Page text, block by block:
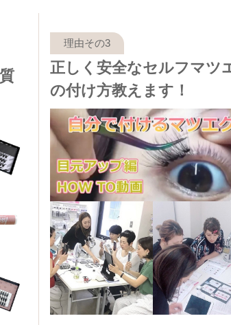
正しく安全なセルフマツ
の付け方教えます！